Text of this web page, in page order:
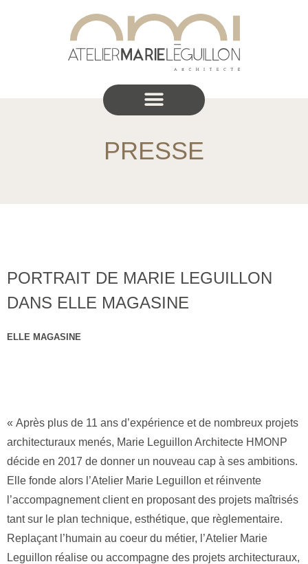
PRESSE
PORTRAIT DE MARIE LEGUILLON
DANS ELLE MAGASINE
ELLE MAGASINE
« Après plus de 11 ans d’expérience et de nombreux projets
architecturaux menés, Marie Leguillon Architecte HMONP
décide en 2017 de donner un nouveau cap à ses ambitions.
Elle fonde alors l’Atelier Marie Leguillon et réinvente
l’accompagnement client en proposant des projets maîtrisés
tant sur le plan technique, esthétique, que règlementaire.
Replaçant l’humain au coeur du métier, l’Atelier Marie
Leguillon réalise ou accompagne des projets architecturaux,